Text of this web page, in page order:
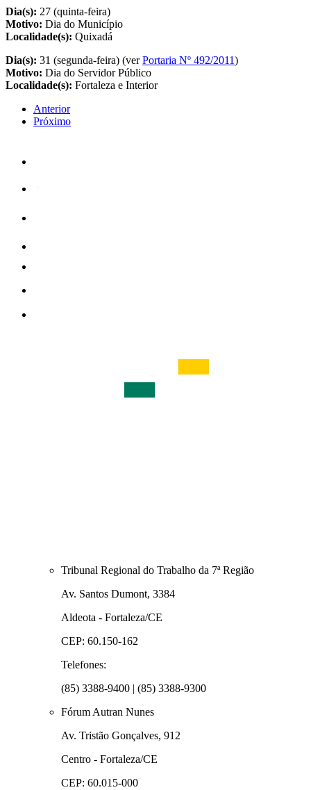
Dia(s): 27 (quinta-feira)
Motivo: Dia do Município
Localidade(s): Quixadá
Dia(s): 31 (segunda-feira) (verPortaria Nº 492/2011)
Motivo: Dia do Servidor Público
Localidade(s): Fortaleza e Interior
Anterior
Próximo
Tribunal Regional do Trabalho da 7ª Região
Av. Santos Dumont, 3384
Aldeota - Fortaleza/CE
CEP: 60.150-162
Telefones:
(85) 3388-9400 | (85) 3388-9300
Fórum Autran Nunes
Av. Tristão Gonçalves, 912
Centro - Fortaleza/CE
CEP: 60.015-000